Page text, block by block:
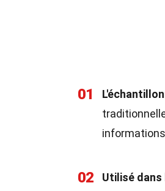
01
02 Utilisé